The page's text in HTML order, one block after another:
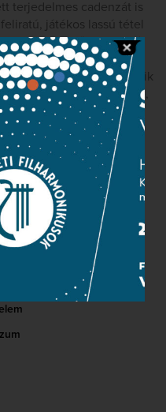
terjedelmes cadenzát is
játékos lassú tétel
a zeneszerző kacagtató
ágyazva, de azért jól
újra és újra felhangzik
első nyolc üteme,
folytatása is.